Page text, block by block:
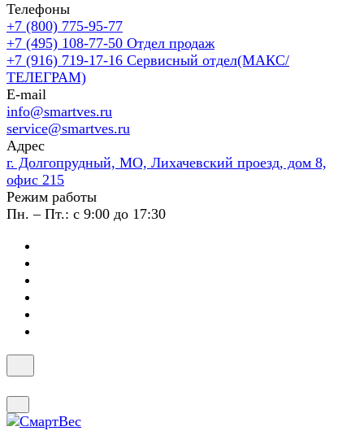
Телефоны
+7 (800) 775-95-77
+7 (495) 108-77-50 Отдел продаж
+7 (916) 719-17-16 Сервисный отдел(МАКС/
ТЕЛЕГРАМ)
E-mail
info@smartves.ru
service@smartves.ru
Адрес
г. Долгопрудный, МО, Лихачевский проезд, дом 8,
офис 215
Режим работы
Пн. – Пт.: с 9:00 до 17:30